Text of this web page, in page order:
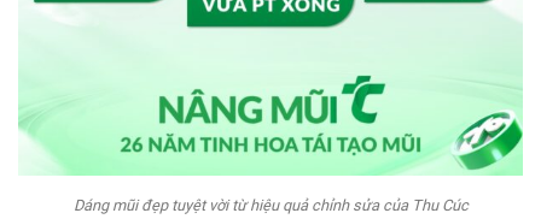
Dáng mũi đẹp tuyệt vời từ hiệu quả chỉnh sửa của Thu Cúc